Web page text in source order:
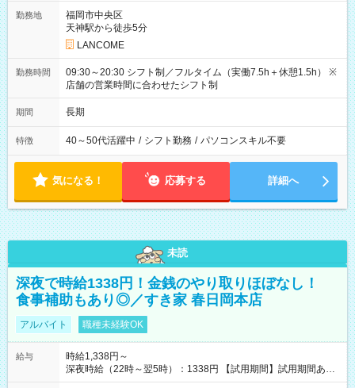
勤務地
福岡市中央区
天神駅から徒歩5分
LANCOME
勤務時間
09:30～20:30 シフト制／フルタイム（実働7.5h＋休憩1.5h） ※
店舗の営業時間に合わせたシフト制
期間 長期
特徴 40～50代活躍中 / シフト勤務 / パソコンスキル不要
気になる！ 応募する 詳細へ
未読
深夜で時給1338円！金銭のやり取りほぼなし！
食事補助もあり◎／すき家 春日岡本店
アルバイト 職種未経験OK
給与
時給1,338円～
深夜時給（22時～翌5時）：1338円 【試用期間】試用期間あり
試用期間の長さ：1ヶ月 雇用形態、給与は本採用時と同じです。